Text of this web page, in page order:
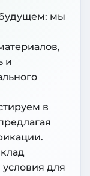
будущем: мы
и
в
для